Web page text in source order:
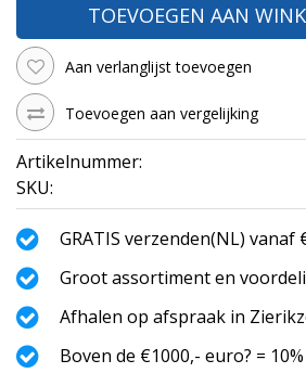
TOEVOEGEN AAN
Aan verlanglijst toevoegen
Toevoegen aan vergelijking
Artikelnummer:
SKU:
GRATIS verzenden(NL) vanaf
Groot assortiment en
Afhalen op afspraak in
Boven de €1000,- euro? =